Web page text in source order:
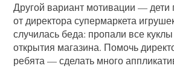
Другой вариант мотивации — дети
от директора супермаркета
случилась беда: пропали все
открытия магазина. Помочь
ребята — сделать много